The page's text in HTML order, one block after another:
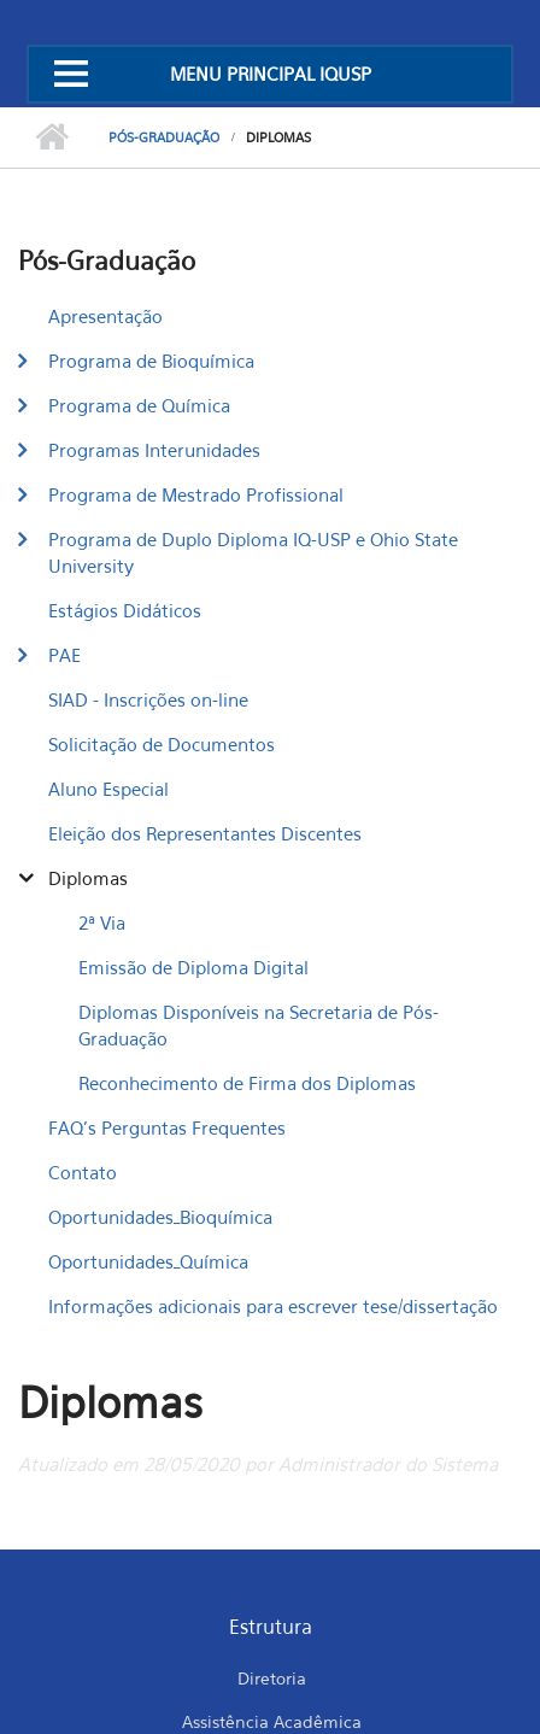
MENU PRINCIPAL IQUSP
PÓS-GRADUAÇÃO DIPLOMAS
Pós-Graduação
Apresentação
Programa de Bioquímica
Programa de Química
Programas Interunidades
Programa de Mestrado Profissional
Programa de Duplo Diploma IQ-USP e Ohio State
University
Estágios Didáticos
PAE
SIAD - Inscrições on-line
Solicitação de Documentos
Aluno Especial
Eleição dos Representantes Discentes
Diplomas
2ª Via
Emissão de Diploma Digital
Diplomas Disponíveis na Secretaria de Pós-
Graduação
Reconhecimento de Firma dos Diplomas
FAQ's Perguntas Frequentes
Contato
Oportunidades_Bioquímica
Oportunidades_Química
Informações adicionais para escrever tese/dissertação
Diplomas
Atualizado em 28/05/2020 por Administrador do Sistema
Estrutura
Diretoria
Assistência Acadêmica